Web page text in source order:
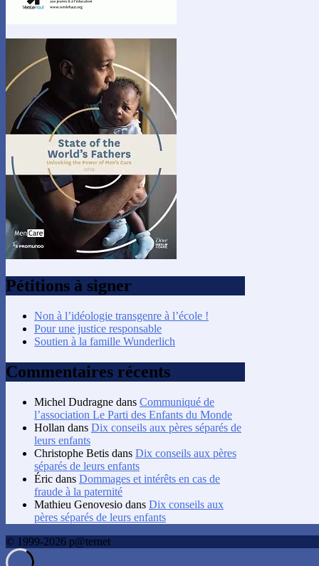
Pétitions à signer
Non à l’idéologie transgenre à l’école !
Pour une justice responsable
Soutien à la famille Wunderlich
Commentaires récents
Michel Dudragne dans Communiqué de
l’association Le Parti des Enfants du Monde
Hollan dans Dix conseils aux pères séparés de
leurs enfants
Christophe Betis dans Dix conseils aux pères
séparés de leurs enfants
Éric dans Dommages et intérêts en cas de
fraude à la paternité
Mathieu Genovesio dans Dix conseils aux
pères séparés de leurs enfants
© 1999-2026 p@ternet